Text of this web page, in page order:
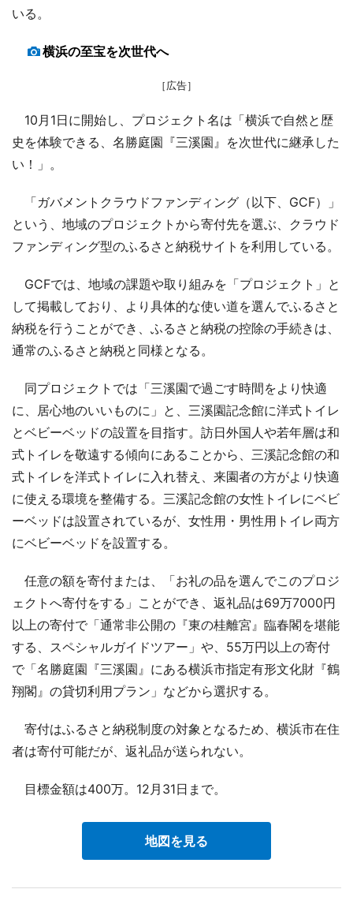
いる。
横浜の至宝を次世代へ
［広告］
10月1日に開始し、プロジェクト名は「横浜で自然と歴
史を体験できる、名勝庭園『三溪園』を次世代に継承した
い！」。
「ガバメントクラウドファンディング（以下、GCF）」
という、地域のプロジェクトから寄付先を選ぶ、クラウド
ファンディング型のふるさと納税サイトを利用している。
GCFでは、地域の課題や取り組みを「プロジェクト」と
して掲載しており、より具体的な使い道を選んでふるさと
納税を行うことができ、ふるさと納税の控除の手続きは、
通常のふるさと納税と同様となる。
同プロジェクトでは「三溪園で過ごす時間をより快適
に、居心地のいいものに」と、三溪園記念館に洋式トイレ
とベビーベッドの設置を目指す。訪日外国人や若年層は和
式トイレを敬遠する傾向にあることから、三溪記念館の和
式トイレを洋式トイレに入れ替え、来園者の方がより快適
に使える環境を整備する。三溪記念館の女性トイレにベビ
ーベッドは設置されているが、女性用・男性用トイレ両方
にベビーベッドを設置する。
任意の額を寄付または、「お礼の品を選んでこのプロジ
ェクトへ寄付をする」ことができ、返礼品は69万7000円
以上の寄付で「通常非公開の『東の桂離宮』臨春閣を堪能
する、スペシャルガイドツアー」や、55万円以上の寄付
で「名勝庭園『三溪園』にある横浜市指定有形文化財『鶴
翔閣』の貸切利用プラン」などから選択する。
寄付はふるさと納税制度の対象となるため、横浜市在住
者は寄付可能だが、返礼品が送られない。
目標金額は400万。12月31日まで。
地図を見る